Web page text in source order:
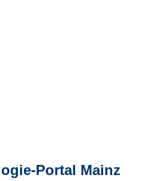
Portal Mainz